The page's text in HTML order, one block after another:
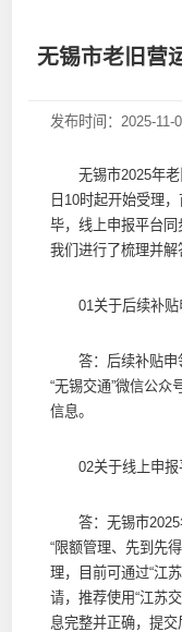
无锡市老旧营
发布时间： 2025-11-
无锡市2025年老
日10时起开始受理
毕，线上申报平台同
我们进行了梳理并解
01关于后续补贴
答：后续补贴申
“无锡交通”微信公
信息。
02关于线上申报
答：无锡市2025
“限额管理、先到先
理，目前可通过“江
请，推荐使用“江苏
息完整并正确，提